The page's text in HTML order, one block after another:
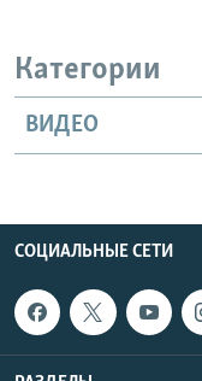
Категории
ВИДЕО
СОЦИАЛЬНЫЕ СЕТИ